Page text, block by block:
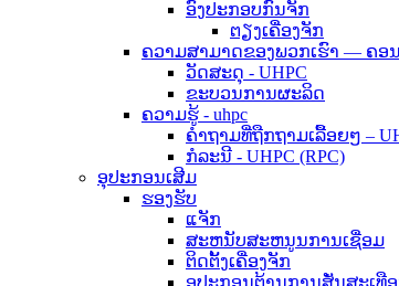
ອົງປະກອບກົນຈັກ
ຕຽງເຄື່ອງຈັກ
ຄວາມສາມາດຂອງພວກເຮົາ — ຄອ
ວັດສະດຸ - UHPC
ຂະບວນການຜະລິດ
ຄວາມຮູ້ - uhpc
ຄຳຖາມທີ່ຖືກຖາມເລື້ອຍໆ –
ກໍລະນີ - UHPC (RPC)
ອຸປະກອນເສີມ
ຮອງຮັບ
ແຈັກ
ສະຫນັບສະຫນູນການເຊື່ອມ
ຕິດຕັ້ງເຄື່ອງຈັກ
ອຸປະກອນຕ້ານການສັ່ນສະເທື